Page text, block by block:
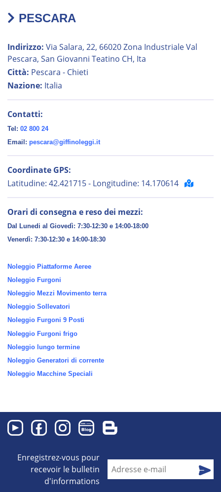
PESCARA
Indirizzo: Via Salara, 22, 66020 Zona Industriale Val
Pescara, San Giovanni Teatino CH, Ita
Città: Pescara - Chieti
Nazione: Italia
Contatti:
Tel: 02 800 24
Email: pescara@giffinoleggi.it
Coordinate GPS:
Latitudine: 42.421715 - Longitudine: 14.170614
Orari di consegna e reso dei mezzi:
Dal Lunedi al Giovedì: 7:30-12:30 e 14:00-18:00
Venerdì: 7:30-12:30 e 14:00-18:30
Noleggio Piattaforme Aeree
Noleggio Furgoni
Noleggio Mezzi Movimento terra
Noleggio Sollevatori
Noleggio Furgoni 9 Posti
Noleggio Furgoni frigo
Noleggio lungo termine
Noleggio Generatori di corrente
Noleggio Macchine Speciali
Enregistrez-vous pour
recevoir le bulletin
d'informations